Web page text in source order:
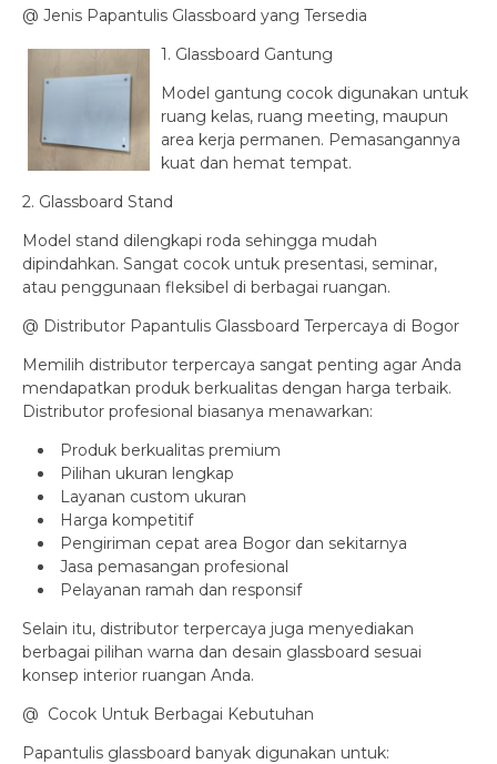
@ Jenis Papantulis Glassboard yang Tersedia
1. Glassboard Gantung
Model gantung cocok digunakan untuk
ruang kelas, ruang meeting, maupun
area kerja permanen. Pemasangannya
kuat dan hemat tempat.
2. Glassboard Stand
Model stand dilengkapi roda sehingga mudah
dipindahkan. Sangat cocok untuk presentasi, seminar,
atau penggunaan fleksibel di berbagai ruangan.
@ Distributor Papantulis Glassboard Terpercaya di Bogor
Memilih distributor terpercaya sangat penting agar Anda
mendapatkan produk berkualitas dengan harga terbaik.
Distributor profesional biasanya menawarkan:
Produk berkualitas premium
Pilihan ukuran lengkap
Layanan custom ukuran
Harga kompetitif
Pengiriman cepat area Bogor dan sekitarnya
Jasa pemasangan profesional
Pelayanan ramah dan responsif
Selain itu, distributor terpercaya juga menyediakan
berbagai pilihan warna dan desain glassboard sesuai
konsep interior ruangan Anda.
@ Cocok Untuk Berbagai Kebutuhan
Papantulis glassboard banyak digunakan untuk: